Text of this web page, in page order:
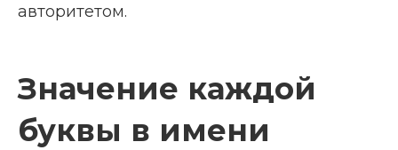
авторитетом.
Значение каждой
буквы в имени